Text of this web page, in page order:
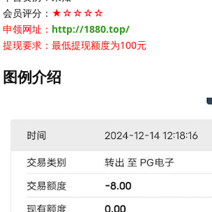
会员评分： ★☆☆☆☆
申领网址： http://1880.top/
提现要求：最低提现额度为100元
图例介绍